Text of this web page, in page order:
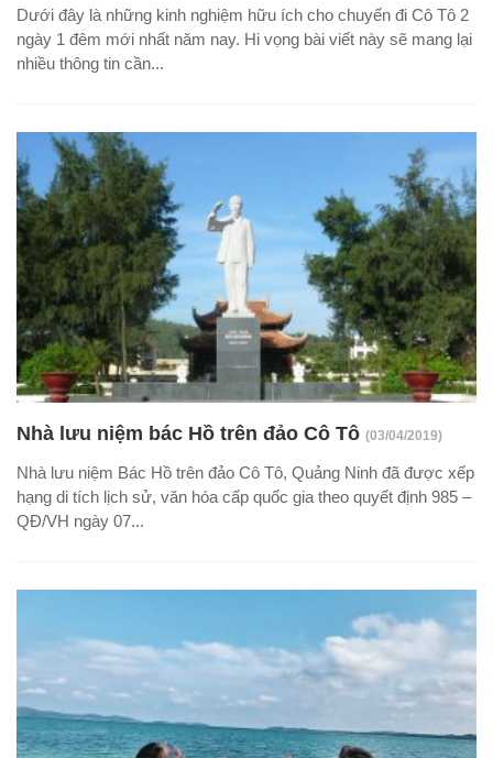
Dưới đây là những kinh nghiệm hữu ích cho chuyến đi Cô Tô 2
ngày 1 đêm mới nhất năm nay. Hi vọng bài viết này sẽ mang lại
nhiều thông tin cần...
Nhà lưu niệm bác Hồ trên đảo Cô Tô (03/04/2019)
Nhà lưu niệm Bác Hồ trên đảo Cô Tô, Quảng Ninh đã được xếp
hạng di tích lịch sử, văn hóa cấp quốc gia theo quyết định 985 –
QĐ/VH ngày 07...